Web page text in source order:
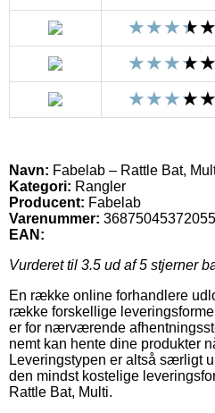
Navn: Fabelab – Rattle Bat,
Kategori: Rangler
Producent: Fabelab
Varenummer: 36875045372055
EAN:
Vurderet til 3.5 ud af 5 stjerner
En række online forhandlere
række forskellige
er for nærværende
nemt kan hente dine produkter
Leveringstypen er altså særligt
den mindst kostelige
Rattle Bat, Multi.